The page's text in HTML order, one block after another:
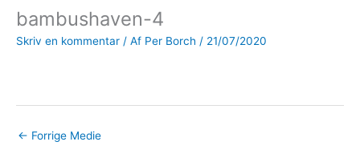
bambushaven-4
Skriv en kommentar / Af Per Borch / 21/07/2020
← Forrige Medie